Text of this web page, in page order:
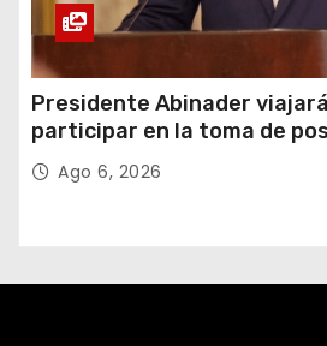
Presidente Abinader
participar en la toma de
Abelardo de la Espriella
Ago 6, 2026